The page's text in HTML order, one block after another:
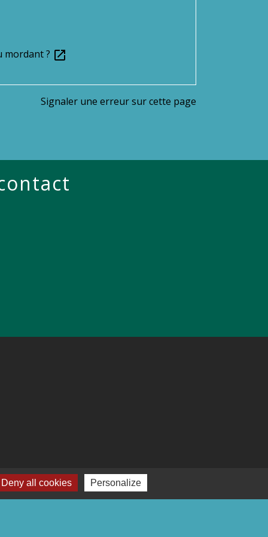
mordant ? open_in_new
Signaler une erreur sur cette page
Deny all cookies Personalize